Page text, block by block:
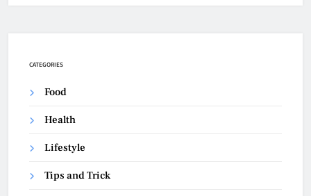
CATEGORIES
Food
Health
Lifestyle
Tips and Trick